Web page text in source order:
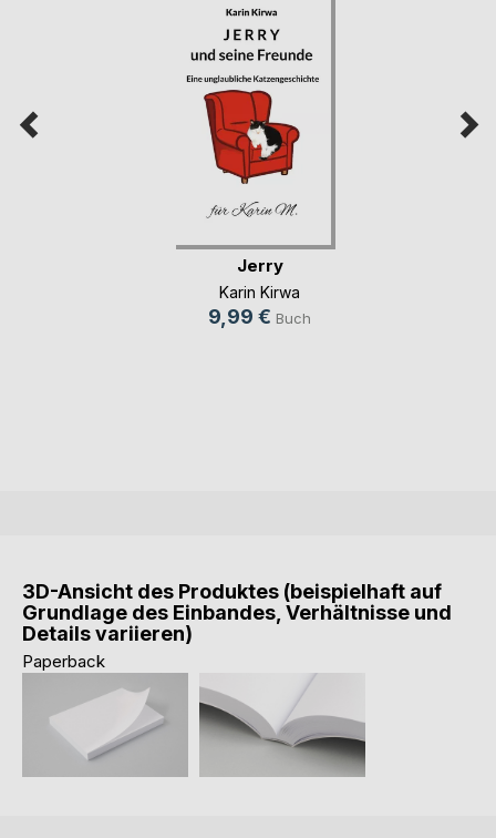
Jerry
Karin Kirwa
9,99 € Buch
3D-Ansicht des Produktes (beispielhaft auf
Grundlage des Einbandes, Verhältnisse und
Details variieren)
Paperback